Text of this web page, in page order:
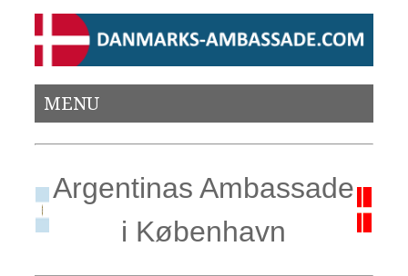
MENU
Argentinas Ambassade
i København